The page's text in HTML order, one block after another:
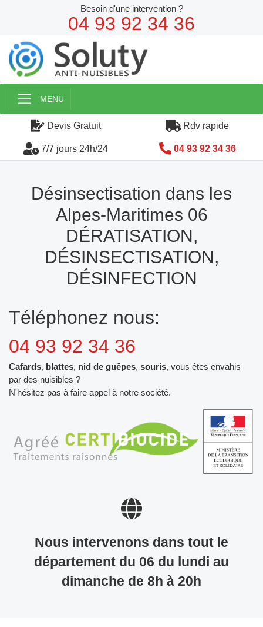
MENU
Devis Gratuit Rdv rapide
7/7 jours 24h/24 04 93 92 34 36
Désinsectisation dans les
Alpes-Maritimes 06
DÉRATISATION,
DÉSINSECTISATION,
DÉSINFECTION
Téléphonez nous:
04 93 92 34 36
Cafards, blattes, nid de guêpes, souris, vous êtes envahis
par des nuisibles ?
N'hésitez pas à faire appel à notre société.
Nous intervenons dans tout le
département du 06 du lundi au
dimanche de 8h à 20h
Besoin d'une intervention ?
04 93 92 34 36